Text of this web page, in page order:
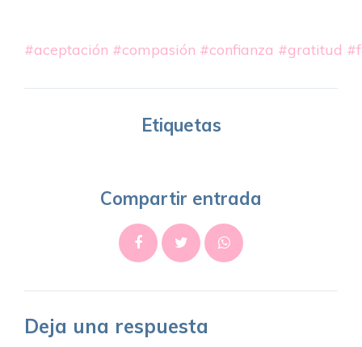
#aceptación #compasión #confianza #gratitud
Etiquetas
Compartir entrada
Deja una respuesta